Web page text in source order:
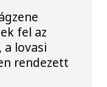
fel az
a lovasi
rendezett